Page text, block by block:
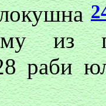
из
раби